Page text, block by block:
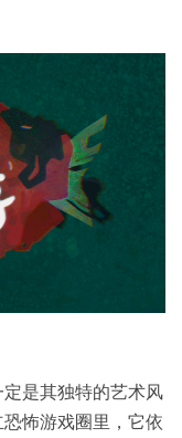
是其独特的艺术风
怖游戏圈里，它依